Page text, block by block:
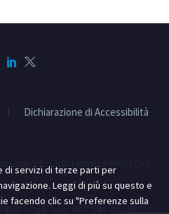
Dichiarazione di Accessibilità
- Cap. Soc. €97.240,00 - P.I.
di servizi di terze parti per
Leggi di più su questo e
facendo clic su "Preferenze sulla